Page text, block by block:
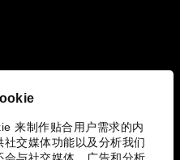
来制作贴合用户需求的内
社交媒体功能以及分析我们